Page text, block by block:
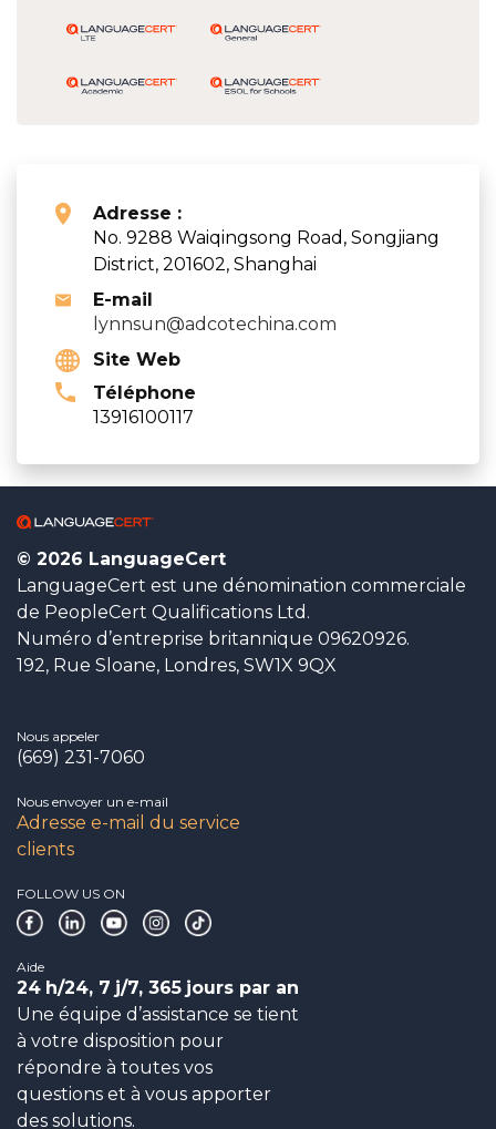
Adresse :
No. 9288 Waiqingsong Road, Songjiang
District, 201602, Shanghai
E-mail
lynnsun@adcotechina.com
Site Web
Téléphone
13916100117
© 2026 LanguageCert
LanguageCert est une dénomination commerciale
de PeopleCert Qualifications Ltd.
Numéro d’entreprise britannique 09620926.
192, Rue Sloane, Londres, SW1X 9QX
Nous appeler
(669) 231-7060
Nous envoyer un e-mail
Adresse e-mail du service
clients
FOLLOW US ON
Aide
24 h/24, 7 j/7, 365 jours par an
Une équipe d’assistance se tient
à votre disposition pour
répondre à toutes vos
questions et à vous apporter
des solutions.